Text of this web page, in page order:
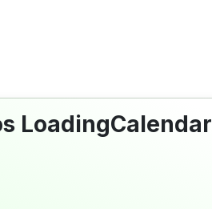
LoadingCalendar